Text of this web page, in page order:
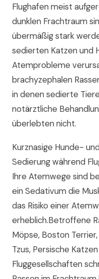
Flughafen meist
dunklen Frachtraum
übermäßig stark
sedierten Katzen und
Atemprobleme
brachyzephalen
in denen sedierte
notärztliche
überlebten nicht.
Kurznasige Hunde-
Sedierung während
Ihre Atemwege sind
ein Sedativum die
das Risiko einer
erheblich.Betroffene
Möpse, Boston
Tzus, Persische
Fluggesellschaften